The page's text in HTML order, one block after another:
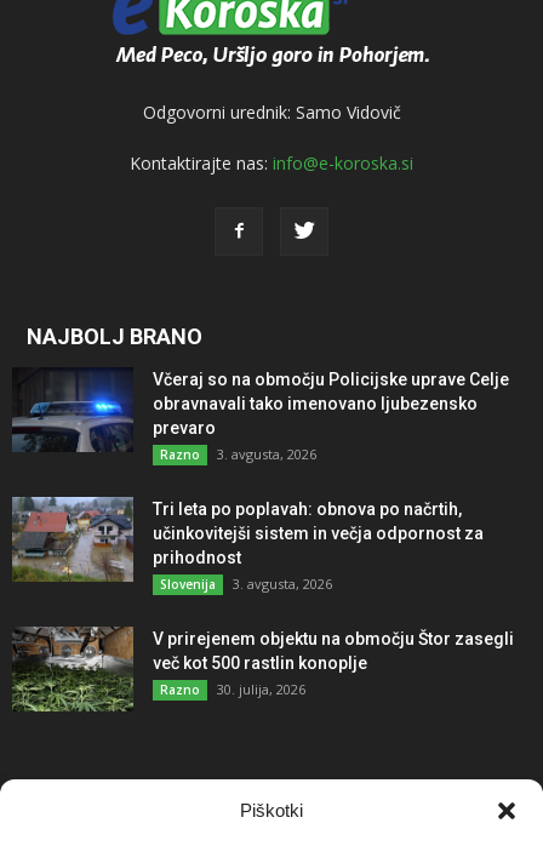
Piškotki
Odgovorni urednik: Samo Vidovič
Kontaktirajte nas: info@e-koroska.si
NAJBOLJ BRANO
Včeraj so na območju Policijske uprave Celje
obravnavali tako imenovano ljubezensko
prevaro
Razno 3. avgusta, 2026
Tri leta po poplavah: obnova po načrtih,
učinkovitejši sistem in večja odpornost za
prihodnost
Slovenija 3. avgusta, 2026
V prirejenem objektu na območju Štor zasegli
več kot 500 rastlin konoplje
Razno 30. julija, 2026
NAJBOLJ KOMENTIRANO